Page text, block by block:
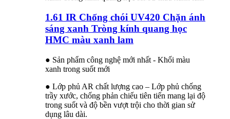
1.61 IR Chống chói UV420 Chặn ánh
sáng xanh Tròng kính quang học
HMC màu xanh lam
● Sản phẩm công nghệ mới nhất - Khối màu
xanh trong suốt mới
● Lớp phủ AR chất lượng cao – Lớp phủ chống
trầy xước, chống phản chiếu tiên tiến mang lại độ
trong suốt và độ bền vượt trội cho thời gian sử
dụng lâu dài.